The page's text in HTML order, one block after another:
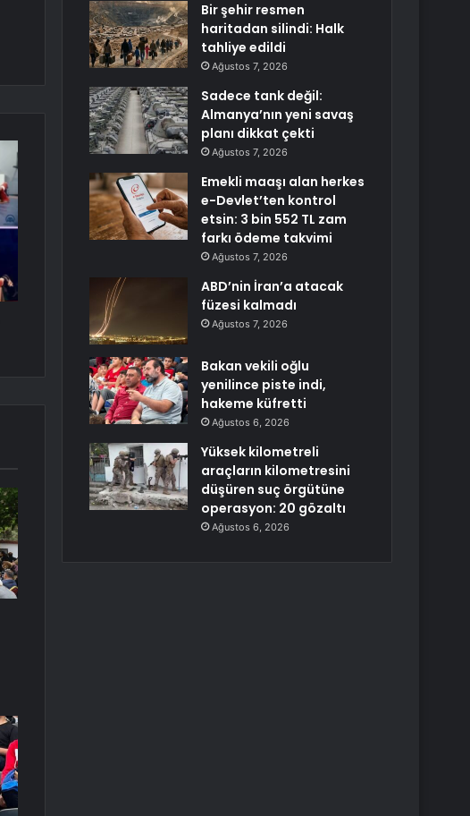
Bir şehir resmen
haritadan silindi: Halk
tahliye edildi
Ağustos 7, 2026
Sadece tank değil:
Almanya’nın yeni savaş
planı dikkat çekti
Ağustos 7, 2026
Emekli maaşı alan herkes
e-Devlet’ten kontrol
etsin: 3 bin 552 TL zam
farkı ödeme takvimi
Ağustos 7, 2026
ABD’nin İran’a atacak
füzesi kalmadı
Ağustos 7, 2026
Bakan vekili oğlu
yenilince piste indi,
hakeme küfretti
Ağustos 6, 2026
Yüksek kilometreli
araçların kilometresini
düşüren suç örgütüne
operasyon: 20 gözaltı
Ağustos 6, 2026